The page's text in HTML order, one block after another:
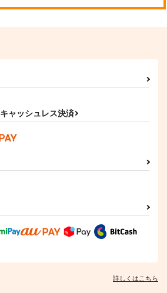
キャッシュレス決済
詳しくはこちら